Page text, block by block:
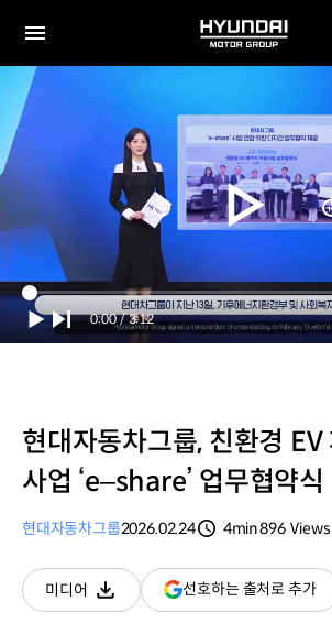
전체
HYUNDAI
MOTOR
Current
Time
0:00 / Duration
3:12
현대자동차그룹, 친환경 EV
사업 ‘e–share’ 업무협약식
현대자동차그룹2026.02.24
4min896 Views
미디어
다운로드
선호하는 출처로 추가(새
창